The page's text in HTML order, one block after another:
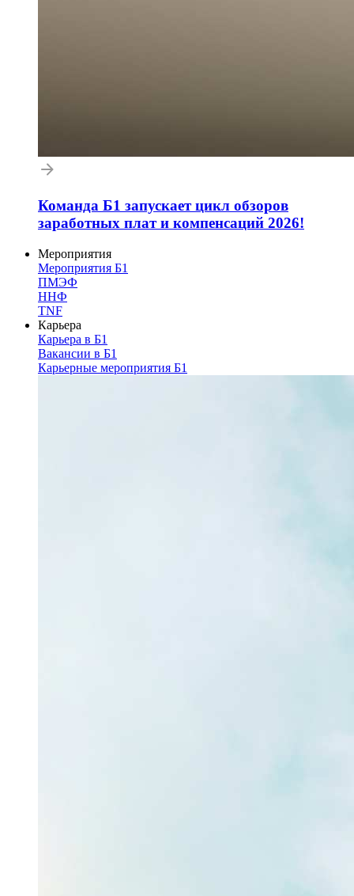
Команда Б1 запускает цикл обзоров
заработных плат и компенсаций 2026!
Мероприятия
Мероприятия Б1
ПМЭФ
ННФ
TNF
Карьера
Карьера в Б1
Вакансии в Б1
Карьерные мероприятия Б1